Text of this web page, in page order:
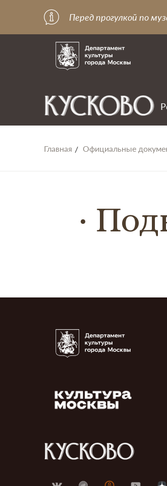
Перед прогулкой по
Главная Официальные